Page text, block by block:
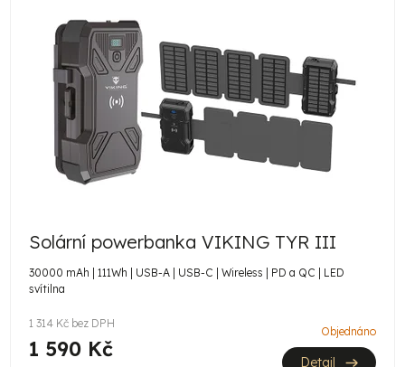
Solární powerbanka VIKING TYR III
30000 mAh | 111Wh | USB-A | USB-C | Wireless | PD a QC | LED
svítilna
1 314 Kč bez DPH
1 590 Kč
Objednáno
Detail